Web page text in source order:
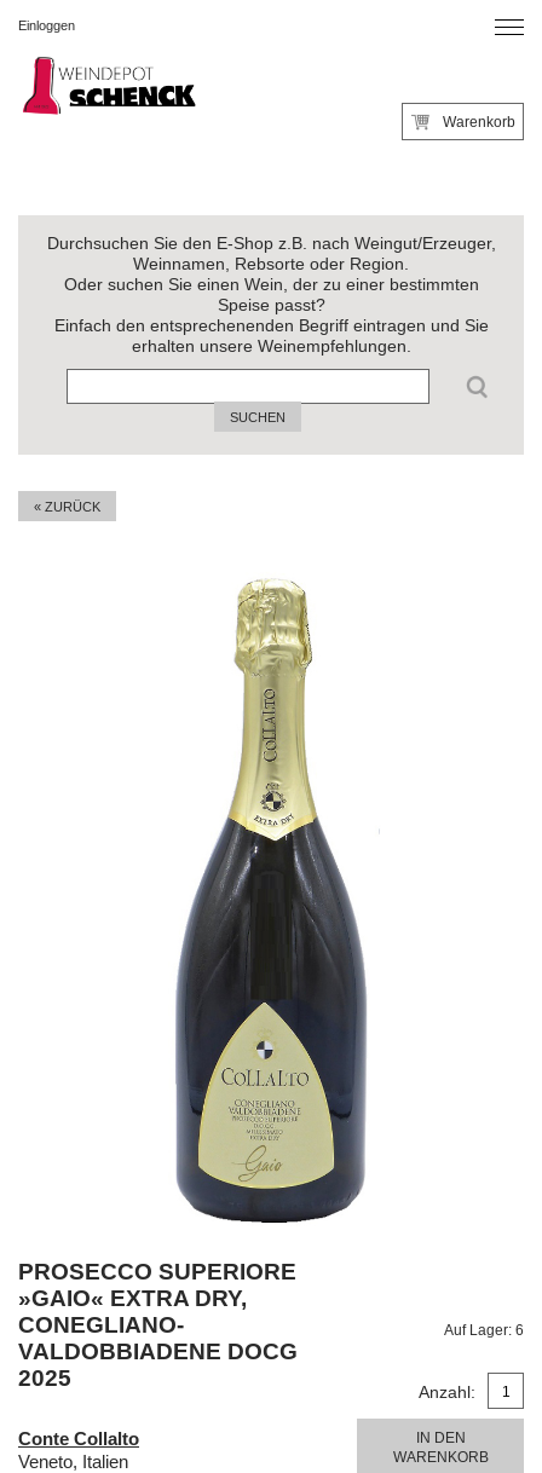
Einloggen
Warenkorb
Durchsuchen Sie den E-Shop z.B. nach Weingut/Erzeuger,
Weinnamen, Rebsorte oder Region.
Oder suchen Sie einen Wein, der zu einer bestimmten
Speise passt?
Einfach den entsprechenenden Begriff eintragen und Sie
erhalten unsere Weinempfehlungen.
SUCHEN
« ZURÜCK
PROSECCO SUPERIORE
»GAIO« EXTRA DRY,
CONEGLIANO-
VALDOBBIADENE DOCG
2025
Conte Collalto
Veneto, Italien
Auf Lager: 6
Anzahl:
IN DEN
WARENKORB